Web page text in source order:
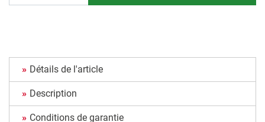
Détails de l'article
Description
Conditions de garantie